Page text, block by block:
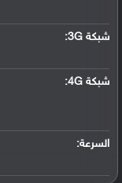
شبكة 3G :
شبكة 4G :
السرعة: